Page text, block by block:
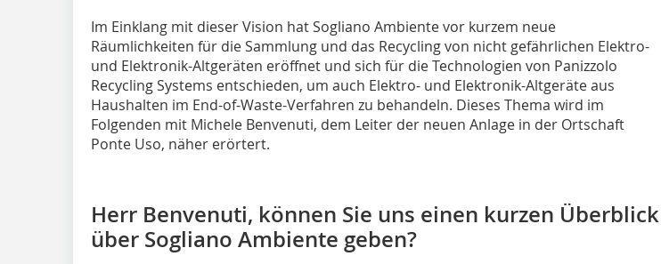
Im Einklang mit dieser Vision hat Sogliano Ambiente vor kurzem neue
Räumlichkeiten für die Sammlung und das Recycling von nicht gefährlichen Elektro-
und Elektronik-Altgeräten eröffnet und sich für die Technologien von Panizzolo
Recycling Systems entschieden, um auch Elektro- und Elektronik-Altgeräte aus
Haushalten im End-of-Waste-Verfahren zu behandeln. Dieses Thema wird im
Folgenden mit Michele Benvenuti, dem Leiter der neuen Anlage in der Ortschaft
Ponte Uso, näher erörtert.
Herr Benvenuti, können Sie uns einen kurzen Überblick
über Sogliano Ambiente geben?